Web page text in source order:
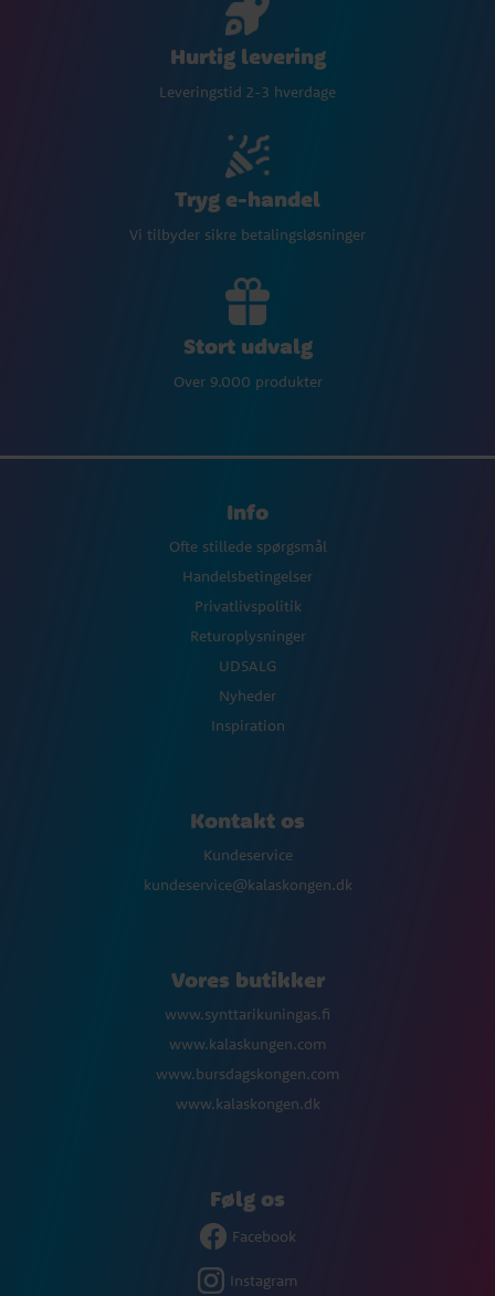
Hurtig levering
Leveringstid 2-3 hverdage
Tryg e-handel
Vi tilbyder sikre betalingsløsninger
Stort udvalg
Over 9.000 produkter
Info
Ofte stillede spørgsmål
Handelsbetingelser
Privatlivspolitik
Returoplysninger
UDSALG
Nyheder
Inspiration
Kontakt os
Kundeservice
kundeservice@kalaskongen.dk
Vores butikker
www.synttarikuningas.fi
www.kalaskungen.com
www.bursdagskongen.com
www.kalaskongen.dk
Følg os
Facebook
Instagram